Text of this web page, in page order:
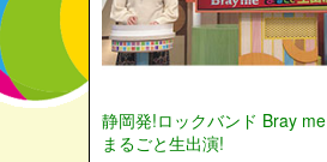
静岡発!ロックバンド Bray me
まるごと生出演!